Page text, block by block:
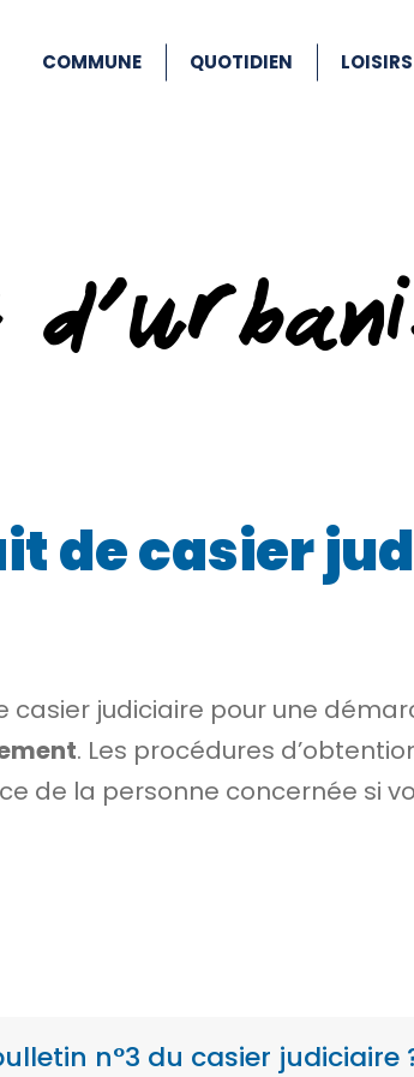
COMMUNE QUOTIDIEN LOISIRS
de casier
casier judiciaire pour une
. Les procédures
de la personne concernée si
n°3 du casier judiciaire